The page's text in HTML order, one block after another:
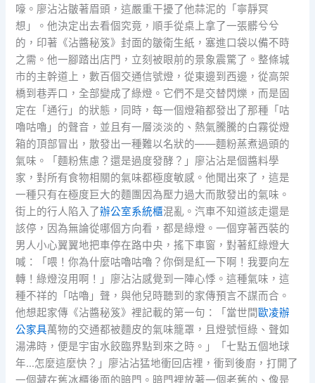
嚎。廖沾沾皺著眉頭，這嚴重干擾了他蒜泥的「寧靜冥
想」。他決定出去看個究竟，順手從桌上拿了一張髒兮兮
的，印著《沾醬秘笈》封面的皺衛生紙，塞進口袋以備不時
之需。他一腳踏出店門，立刻被眼前的景象震驚了。整條城
市的主幹道上，數百個交通信號燈，從東邊到西邊，從高架
橋到巷弄口，全部變成了綠燈。它們不是交替閃爍，而是固
定在「通行」的狀態，同時，每一個燈箱都發出了那種「咕
嚕咕嚕」的聲音，並且有一層淡淡的、熱氣騰騰的白霧從燈
箱的頂部冒出，散發出一種難以名狀的——麵粉蒸煮過頭的
氣味。「麵粉焦慮？還是過度發酵？」廖沾沾是個醬料學
家，對所有食物相關的氣味都極度敏感。他聞出來了，這是
一種只有在極度巨大的麵團因為壓力過大而散發出的氣味。
街上的行人陷入了辦公室系統櫃混亂。汽車不知道該走還是
該停，因為無論從哪個方向看，都是綠燈。一個穿著西裝的
男人小心翼翼地把車停在路中央，搖下車窗，對著紅綠燈大
喊：「喂！你為什麼咕嚕咕嚕？你倒是紅一下啊！我要向左
轉！綠燈沒用啊！」廖沾沾感覺到一陣心悸。這種氣味，這
種不祥的「咕嚕」聲，與他兒時聽到的家傳預言不謀而合。
他想起家傳《沾醬秘笈》裡記載的第一句：「當世間歐凌辦
公家具萬物的交通都被麵皮的氣味籠罩，且燈號恒綠、聲如
湯沸時，便是宇宙水餃臨界點到來之時。」「七點五個地球
年…怎麼這麼快？」廖沾沾猛地衝回店裡，衝到後廚，打開了
一個藏在舊冰櫃後面的暗門。暗門裡放著一個老舊的、像是